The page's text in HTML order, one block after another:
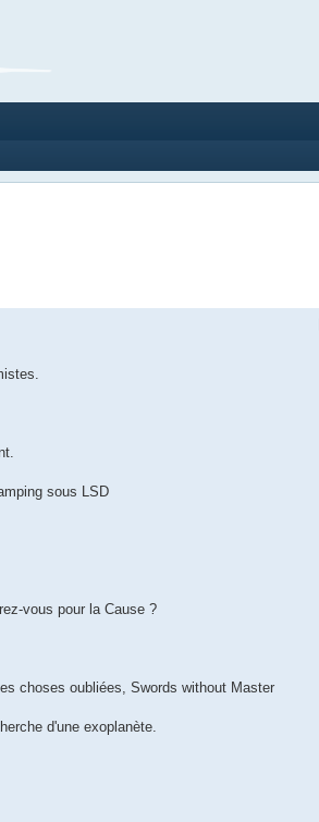
sous LSD
vous pour la Cause ?
choses oubliées, Swords without Master
d'une exoplanète.